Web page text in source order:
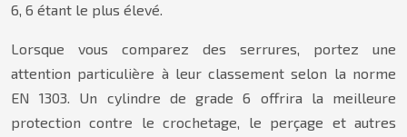
6, 6 étant le plus élevé.
Lorsque vous comparez des serrures, portez une
attention particulière à leur classement selon la norme
EN 1303. Un cylindre de grade 6 offrira la meilleure
protection contre le crochetage, le perçage et autres